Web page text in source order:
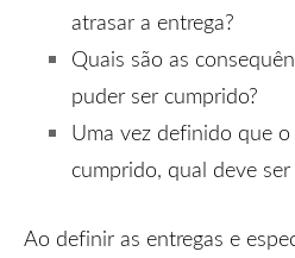
atrasar a entrega?
Quais são as
puder ser cumprido?
Uma vez definido que
cumprido, qual deve ser
Ao definir as entregas e